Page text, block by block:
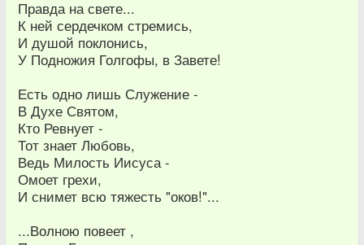
Правда на свете...
К ней сердечком стремись,
И душой поклонись,
У Подножия Голгофы, в Завете!
Есть одно лишь Служение -
В Духе Святом,
Кто Ревнует -
Тот знает Любовь,
Ведь Милость Иисуса -
Омоет грехи,
И снимет всю тяжесть "оков!"...
...Волною повеет ,